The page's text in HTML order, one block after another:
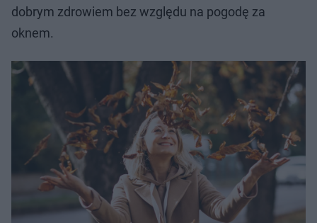
dobrym zdrowiem bez względu na pogodę za
oknem.